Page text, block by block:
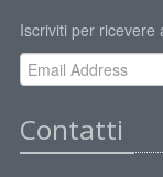
Iscriviti per
Contatti